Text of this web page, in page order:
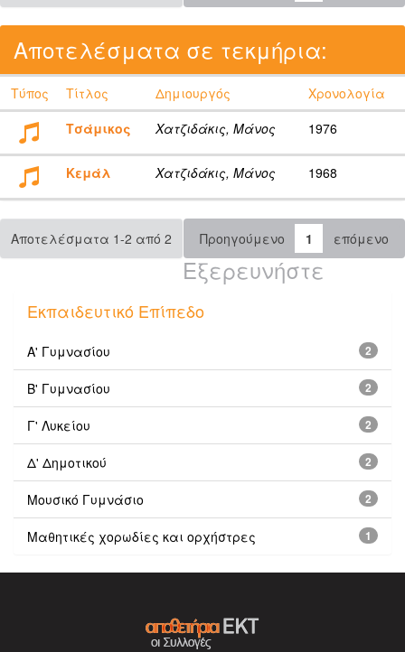
Αποτελέσματα σε τεκμήρια:
Τύπος Τίτλος Δημιουργός
Χρονολογία
Τσάμικος
Χατζιδάκις, Μάνος 1976
Κεμάλ Χατζιδάκις, Μάνος 1968
Αποτελέσματα 1-2 από 2 Προηγούμενο 1 επόμενο
Εξερευνήστε
Εκπαιδευτικό Επίπεδο
2
Α' Γυμνασίου
2
Β' Γυμνασίου
2
Γ' Λυκείου
2
Δ' Δημοτικού
2
Μουσικό Γυμνάσιο
1
Μαθητικές χορωδίες και ορχήστρες